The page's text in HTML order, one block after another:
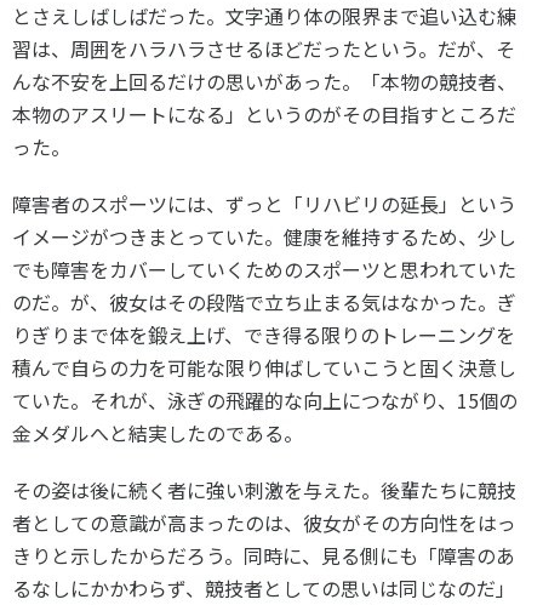
とさえしばしばだった。文字通り体の限界まで追い込む練
習は、周囲をハラハラさせるほどだったという。だが、そ
んな不安を上回るだけの思いがあった。「本物の競技者、
本物のアスリートになる」というのがその目指すところだ
った。
障害者のスポーツには、ずっと「リハビリの延長」という
イメージがつきまとっていた。健康を維持するため、少し
でも障害をカバーしていくためのスポーツと思われていた
のだ。が、彼女はその段階で立ち止まる気はなかった。ぎ
りぎりまで体を鍛え上げ、でき得る限りのトレーニングを
積んで自らの力を可能な限り伸ばしていこうと固く決意し
ていた。それが、泳ぎの飛躍的な向上につながり、15個の
金メダルへと結実したのである。
その姿は後に続く者に強い刺激を与えた。後輩たちに競技
者としての意識が高まったのは、彼女がその方向性をはっ
きりと示したからだろう。同時に、見る側にも「障害のあ
るなしにかかわらず、競技者としての思いは同じなのだ」